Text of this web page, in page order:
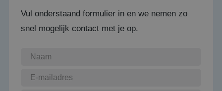
Vul onderstaand formulier in en we nemen zo
snel mogelijk contact met je op.